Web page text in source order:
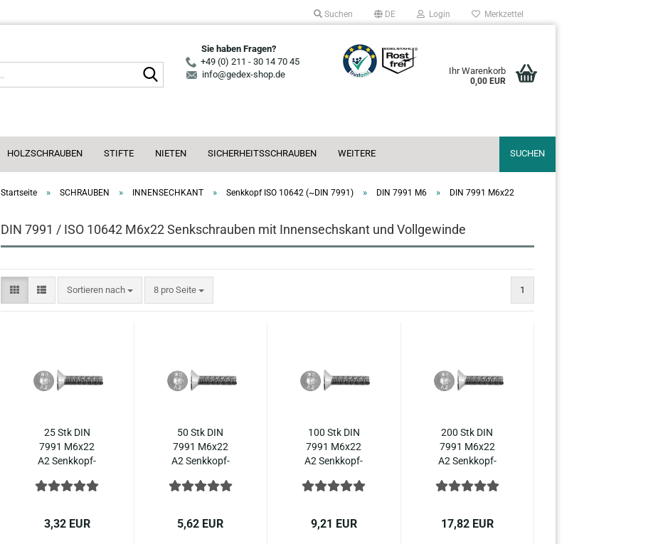
Suchen DE Login Merkzettel
Suche...
Sie haben Fragen?
+49 (0) 211 - 30 14 70 45
info@gedex-shop.de
Ihr Warenkorb
0,00 EUR
HOLZSCHRAUBEN STIFTE NIETEN SICHERHEITSSCHRAUBEN SUCHEN
WEITERE
Startseite » SCHRAUBEN » INNENSECHKANT » Senkkopf ISO 10642 (~DIN 7991) » DIN 7991 M6 » DIN 7991 M6x22
DIN 7991 / ISO 10642 M6x22 Senkschrauben mit Innensechskant und Vollgewinde
Sortieren nach
Sortieren nach 8 pro Seite
pro Seite 1
25 Stk DIN
7991 M6x22
A2 Senk­kopf­
nen­sechs­kant
Edel­stahl
3,32 EUR
50 Stk DIN
7991 M6x22
A2 Senk­kopf­
nen­sechs­kant
Edel­stahl
5,62 EUR
100 Stk DIN
7991 M6x22
A2 Senk­kopf­
nen­sechs­kant
Edel­stahl
9,21 EUR
200 Stk DIN
7991 M6x22
A2 Senk­kopf­
nen­sechs­kant
Edel­stahl
17,82 EUR